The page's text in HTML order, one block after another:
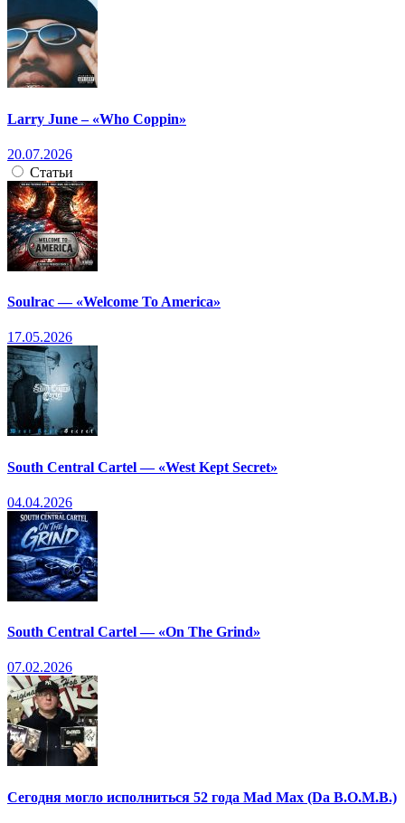
Larry June – «Who Coppin»
20.07.2026
Статьи
Soulrac — «Welcome To America»
17.05.2026
South Central Cartel — «West Kept Secret»
04.04.2026
South Central Cartel — «On The Grind»
07.02.2026
Сегодня могло исполниться 52 года Mad Max (Da B.O.M.B.)